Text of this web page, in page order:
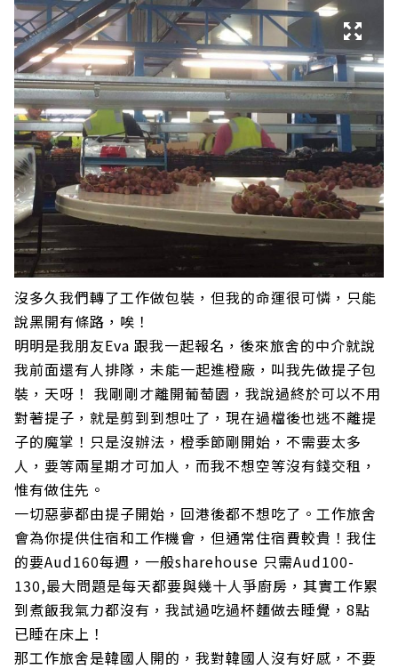
沒多久我們轉了工作做包裝，但我的命運很可憐，只能
說黑開有條路，唉！
明明是我朋友Eva 跟我一起報名，後來旅舍的中介就說
我前面還有人排隊，未能一起進橙廠，叫我先做提子包
裝，天呀！ 我剛剛才離開葡萄園，我說過終於可以不用
對著提子，就是剪到到想吐了，現在過檔後也逃不離提
子的魔掌！只是沒辦法，橙季節剛開始，不需要太多
人，要等兩星期才可加人，而我不想空等沒有錢交租，
惟有做住先。
一切惡夢都由提子開始，回港後都不想吃了。工作旅舍
會為你提供住宿和工作機會，但通常住宿費較貴！我住
的要Aud160每週，一般sharehouse 只需Aud100-
130,最大問題是每天都要與幾十人爭廚房，其實工作累
到煮飯我氣力都沒有，我試過吃過杯麵做去睡覺，8點
已睡在床上！
那工作旅舍是韓國人開的，我對韓國人沒有好感，不要